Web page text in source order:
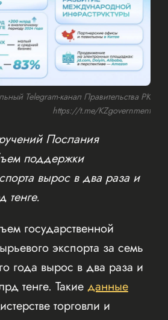
Telegram-канал Правительства РК
https://t.me/KZgovernment
Послания
поддержки
вырос в два раза и
тенге.
государственной
экспорта за семь
года вырос в два раза и
тенге. Такие данные
торговли и